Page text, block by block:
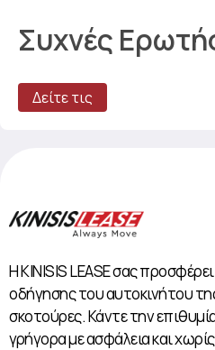
Συχνές
Δείτε τις
Η KINISIS LEASE σας
οδήγησης του αυτοκινήτου
σκοτούρες. Κάντε την
γρήγορα με ασφάλεια και